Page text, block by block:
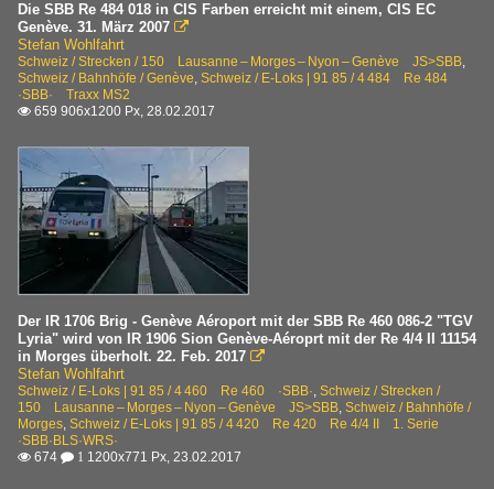
Die SBB Re 484 018 in CIS Farben erreicht mit einem, CIS EC
Genève. 31. März 2007 
Stefan Wohlfahrt
Schweiz / Strecken / 150 Lausanne – Morges – Nyon – Genève JS>SBB,
Schweiz / Bahnhöfe / Genève, Schweiz / E-Loks | 91 85 / 4 484 Re 484
·SBB· Traxx MS2
 659 906x1200 Px, 28.02.2017
Der IR 1706 Brig - Genève Aéroport mit der SBB Re 460 086-2 "TGV
Lyria" wird von IR 1906 Sion Genève-Aéroprt mit der Re 4/4 II 11154
in Morges überholt. 22. Feb. 2017 
Stefan Wohlfahrt
Schweiz / E-Loks | 91 85 / 4 460 Re 460 ·SBB·, Schweiz / Strecken /
150 Lausanne – Morges – Nyon – Genève JS>SBB, Schweiz / Bahnhöfe /
Morges, Schweiz / E-Loks | 91 85 / 4 420 Re 420 Re 4/4 II 1. Serie
·SBB·BLS·WRS·
 674  1 1200x771 Px, 23.02.2017